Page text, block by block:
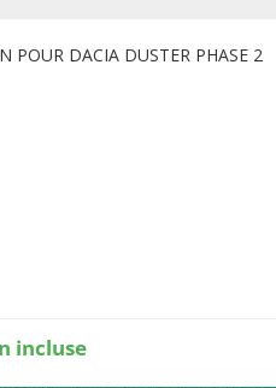
POUR DACIA DUSTER PHASE 2
incluse